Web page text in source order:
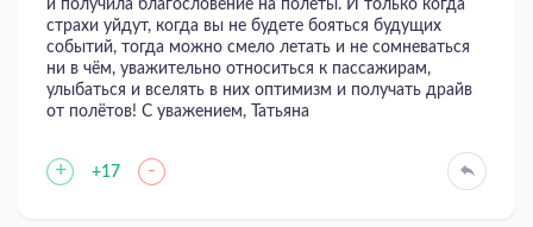
и получила благословение на полёты. И только когда
страхи уйдут, когда вы не будете бояться будущих
событий, тогда можно смело летать и не сомневаться
ни в чём, уважительно относиться к пассажирам,
улыбаться и вселять в них оптимизм и получать драйв
от полётов! С уважением, Татьяна
+ +17 -